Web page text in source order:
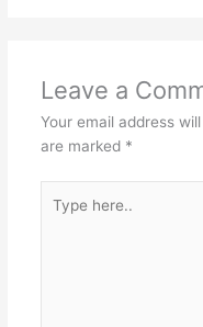
Leave a
Your email address
are marked *
here..